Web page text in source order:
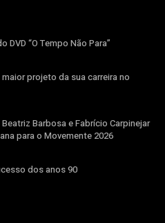
DVD “O Tempo Não Para”
projeto da sua carreira no
Barbosa e Fabrício Carpinejar
para o Movemente 2026
dos anos 90